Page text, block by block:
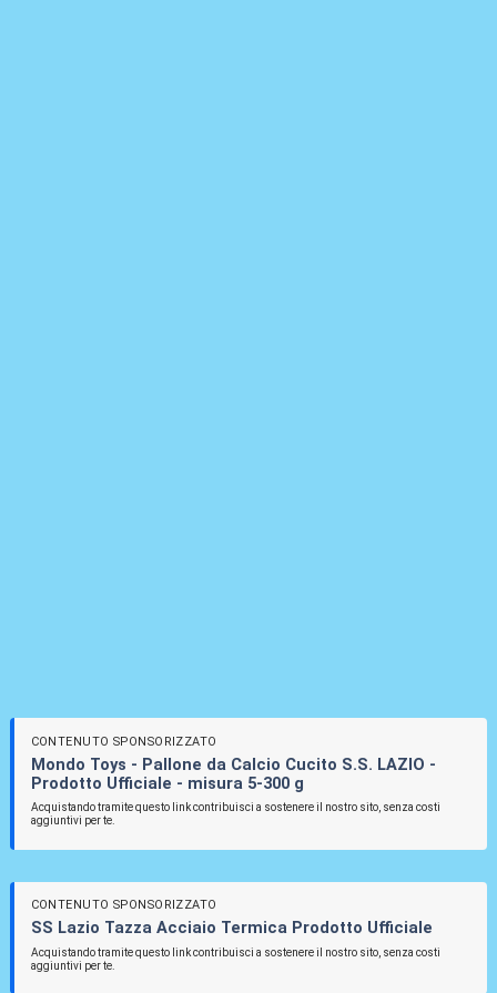
CONTENUTO SPONSORIZZATO
Mondo Toys - Pallone da Calcio Cucito S.S. LAZIO -
Prodotto Ufficiale - misura 5-300 g
Acquistando tramite questo link contribuisci a sostenere il nostro sito, senza costi
aggiuntivi per te.
CONTENUTO SPONSORIZZATO
SS Lazio Tazza Acciaio Termica Prodotto Ufficiale
Acquistando tramite questo link contribuisci a sostenere il nostro sito, senza costi
aggiuntivi per te.